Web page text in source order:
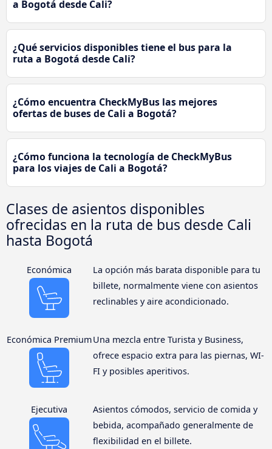
a Bogotá desde Cali?
¿Qué servicios disponibles tiene el bus para la
ruta a Bogotá desde Cali?
¿Cómo encuentra CheckMyBus las mejores
ofertas de buses de Cali a Bogotá?
¿Cómo funciona la tecnología de CheckMyBus
para los viajes de Cali a Bogotá?
Clases de asientos disponibles
ofrecidas en la ruta de bus desde Cali
hasta Bogotá
Económica
La opción más barata disponible para tu
billete, normalmente viene con asientos
reclinables y aire acondicionado.
Económica PremiumUna mezcla entre Turista y Business,
ofrece espacio extra para las piernas, WI-
FI y posibles aperitivos.
Ejecutiva
Asientos cómodos, servicio de comida y
bebida, acompañado generalmente de
flexibilidad en el billete.